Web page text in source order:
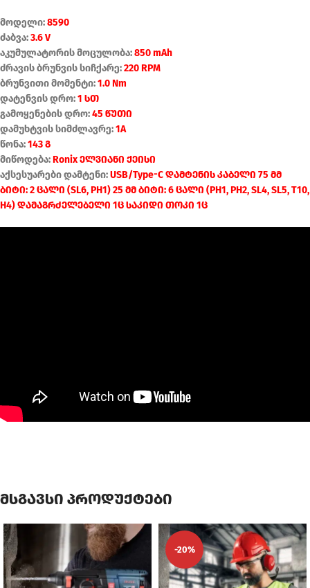
მოდელი:8590
ძაბვა:3.6 V
აკუმულატორის მოცულობა:850 mAh
ძრავის ბრუნვის სიჩქარე:220 RPM
ბრუნვითი მომენტი:1.0 Nm
დატენვის დრო:1 სთ
გამოყენების დრო:45 წუთი
დამუხტვის სიმძლავრე:1A
წონა:143 გ
მიწოდება:Ronix ელვიანი ქეისი
აქსესუარები დამტენი:USB/Type-C დამტენის კაბელი 75 მმ
ბიტი: 2 ცალი (SL6, PH1) 25 მმ ბიტი: 6 ცალი (PH1, PH2, SL4, SL5, T10,
H4) დამაგრძელებელი 1ც საკიდი თოკი 1ც
მსგავსი პროდუქტები
-20%